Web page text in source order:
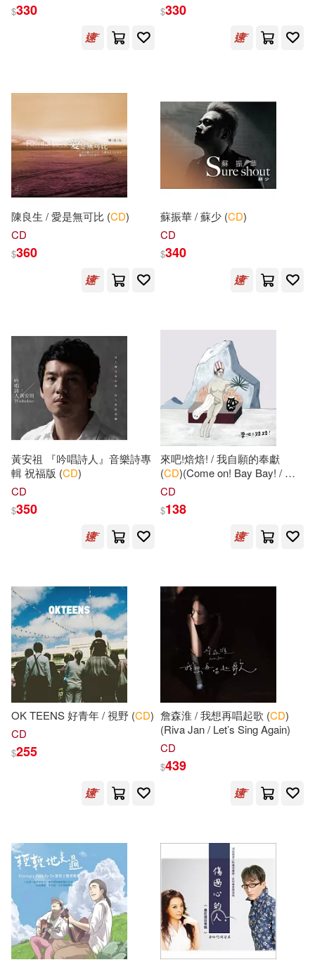
Ron(24)
筆記項目組組編(24)
HOLLY(23)
William(23)
吉松由美(23)
國際語言中心委員會(23)
甘登岱(23) 蔣勳(23)
行政院環境保護署環境保護人員訓
Christian/ Lewis-Jones(22)
Hal Leonard Publishing Corporatio
n (CRT)(22)
Jeff/ Gerngross(22)
Mario Herrera(22)
上海書畫出版社 編(22)
孔祥濤（主編）(22)
張明文(22)
三民(127)
吉林人民出版社(124)
Profil(123)
中共黨史出版社(122)
中國政法大學出版社(122)
好有感覺音樂(121)
外文出版社(120)
華東理工大學出版社(120)
賽斯文化(118)
金牌大風(117) 環境部(116)
相信音樂(114) 碁峰(114)
知識產權出版社(113)
山田社(112)
W H Freeman & Co(111)
崧燁文化(111)
$330 $330
陳良生 / 愛是無可比 (CD)
CD
$360
蘇振華 / 蘇少 (CD)
CD
$340
黃安祖 『吟唱詩人』音樂詩專
輯 祝福版 (CD)
CD
$350
來吧!焙焙! / 我自願的奉獻
(CD)(Come on! Bay Bay! / My
Volitional Devotion)
CD
$138
OK TEENS 好青年 / 視野 (CD)
CD
$255
詹森淮 / 我想再唱起歌 (CD)
(Riva Jan / Let’s Sing Again)
CD
$439